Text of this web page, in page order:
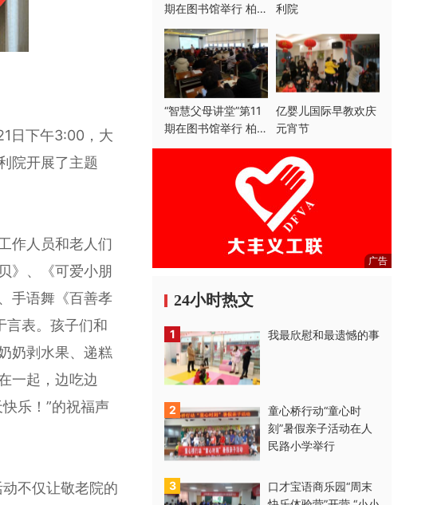
下午3:00，大
院开展了主题
作人员和老人们
》、《可爱小朋
手语舞《百善孝
言表。孩子们和
奶剥水果、递糕
一起，边吃边
乐！”的祝福声
不仅让敬老院的
期在图书馆举行 柏明
业主讲
利院
“智慧父母讲堂”第11
期在图书馆举行 柏明
业主讲
亿婴儿国际早教欢庆
元宵节
广告
24小时热文
1 我最欣慰和最遗憾的事
2
童心桥行动“童心时
刻”暑假亲子活动在人
民路小学举行
3
口才宝语商乐园“周末